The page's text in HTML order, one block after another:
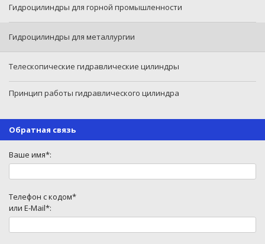
Гидроцилиндры для горной промышленности
Гидроцилиндры для металлургии
Телескопические гидравлические цилиндры
Принцип работы гидравлического цилиндра
Обратная связь
Ваше имя*:
Телефон с кодом*
или E-Mail*: